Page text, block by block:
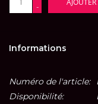
-
Informations
Numéro de l'article:
Disponibilité: